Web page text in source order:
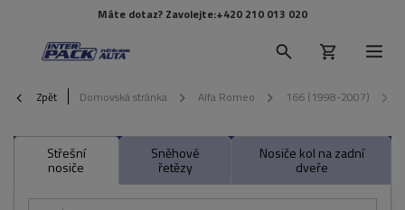
Máte dotaz? Zavolejte:+420 210 013 020
Zpět Domovská stránka Alfa Romeo 166 (1998-2007)
Střešní
nosiče
Sněhové
řetězy
Nosiče kol na zadní
dveře